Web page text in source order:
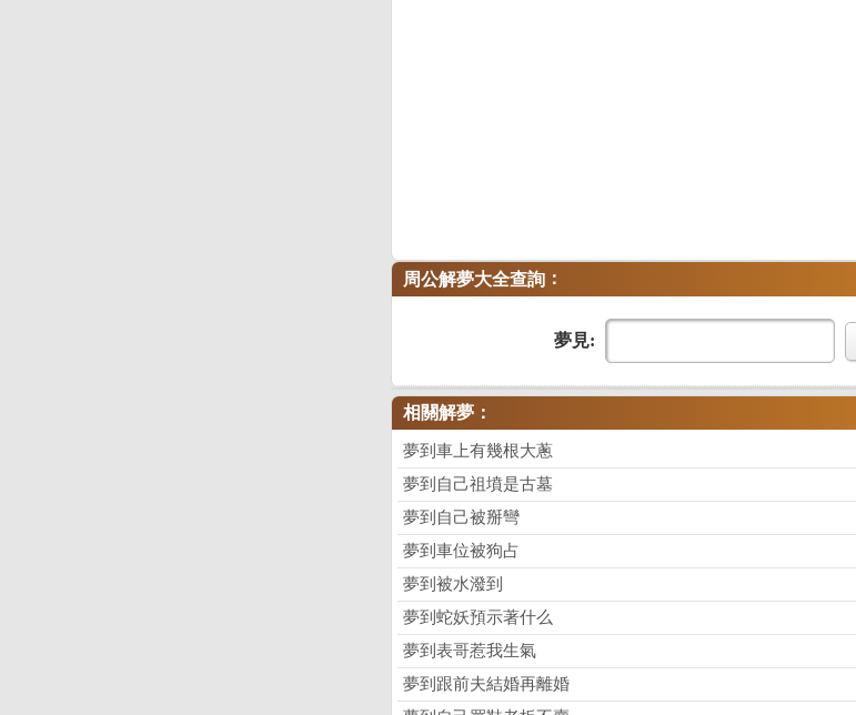
周公解夢大全查詢 ：
夢見:
相關解夢：
夢到車上有幾根大蔥
夢到自己祖墳是古墓
夢到自己被掰彎
夢到車位被狗占
夢到被水潑到
夢到蛇妖預示著什么
夢到表哥惹我生氣
夢到跟前夫結婚再離婚